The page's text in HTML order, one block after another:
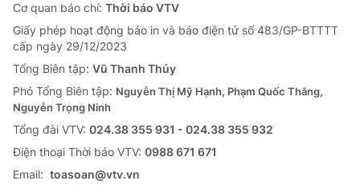
Cơ quan báo chí: Thời báo VTV
Giấy phép hoạt động báo in và báo điện tử số 483/GP-BTTTT
cấp ngày 29/12/2023
Tổng Biên tập: Vũ Thanh Thủy
Phó Tổng Biên tập: Nguyễn Thị Mỹ Hạnh, Phạm Quốc Thắng,
Nguyễn Trọng Ninh
Tổng đài VTV: 024.38 355 931 - 024.38 355 932
Ðiện thoại Thời báo VTV: 0988 671 671
Email: toasoan@vtv.vn